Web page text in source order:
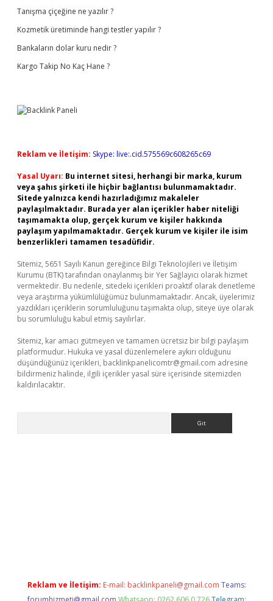
Tanışma çiçeğine ne yazılır ?
Kozmetik üretiminde hangi testler yapılır ?
Bankaların dolar kuru nedir ?
Kargo Takip No Kaç Hane ?
Reklam ve İletişim: Skype: live:.cid.575569c608265c69
Yasal Uyarı: Bu internet sitesi, herhangi bir marka, kurum
veya şahıs şirketi ile hiçbir bağlantısı bulunmamaktadır.
Sitede yalnızca kendi hazırladığımız makaleler
paylaşılmaktadır. Burada yer alan içerikler haber niteliği
taşımamakta olup, gerçek kurum ve kişiler hakkında
paylaşım yapılmamaktadır. Gerçek kurum ve kişiler ile isim
benzerlikleri tamamen tesadüfidir.
Sitemiz, 5651 Sayılı Kanun gereğince Bilgi Teknolojileri ve İletişim
Kurumu (BTK) tarafından onaylanmış bir Yer Sağlayıcı olarak hizmet
vermektedir. Bu nedenle, sitedeki içerikleri proaktif olarak denetleme
veya araştırma yükümlülüğümüz bulunmamaktadır. Ancak, üyelerimiz
yazdıkları içeriklerin sorumluluğunu taşımakta olup, siteye üye olarak
bu sorumluluğu kabul etmiş sayılırlar.
Sitemiz, kar amacı gütmeyen ve tamamen ücretsiz bir bilgi paylaşım
platformudur. Hukuka ve yasal düzenlemelere aykırı olduğunu
düşündüğünüz içerikleri, backlinkpanelicomtr@gmail.com adresine
bildirmeniz halinde, ilgili içerikler yasal süre içerisinde sitemizden
kaldırılacaktır.
Reklam ve İletişim: E-mail: backlinkpaneli@gmail.com Teams: